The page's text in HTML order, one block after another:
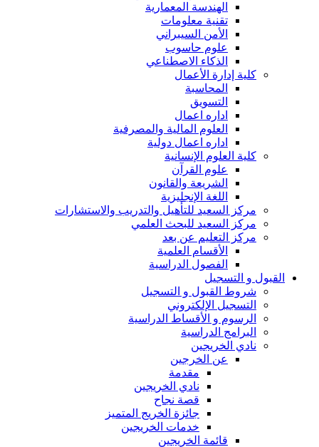
الهندسة المعمارية
تقنية معلومات
الأمن السيبراني
علوم حاسوب
الذكاء الاصطناعي
كلية إدارة الأعمال
المحاسبة
التسويق
اداره اعمال
العلوم المالية والمصرفية
اداره اعمال دولية
كلية العلوم الإنسانية
علوم القرآن
الشريعة والقانون
اللغة الإنجليزية
مركز السعيد للتأهيل والتدريب والاستشارات
مركز السعيد للبحث العلمي
مركز التعليم عن بعد
الأقسام العلمية
الفصول الدراسية
القبول و التسجيل
شروط القبول و التسجيل
التسجيل الإلكتروني
الرسوم و الأقساط الدراسية
البرامج الدراسية
نادي الخريجين
عن الخرجين
مقدمة
نادي الخريجين
قصة نجاح
جائزة الخريج المتميز
خدمات الخريجين
قائمة الخريجين